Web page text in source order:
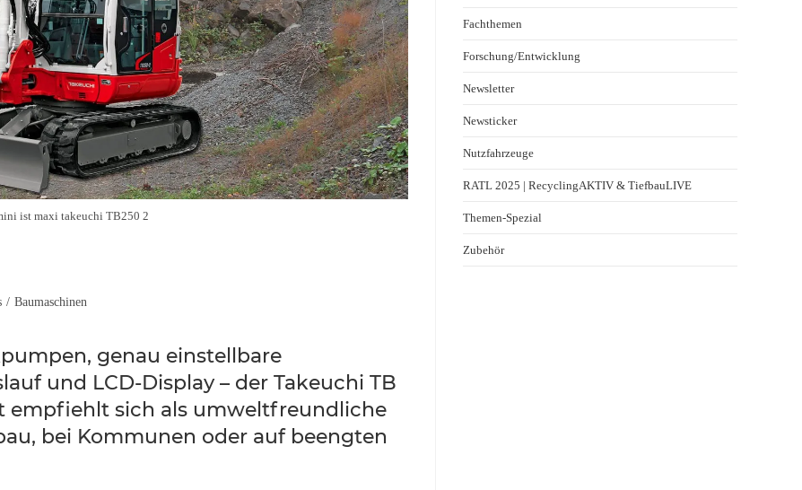
ist maxi takeuchi TB250 2
/ Baumaschinen
genau einstellbare
und LCD-Display – der Takeuchi TB
empfiehlt sich als umweltfreundliche
bei Kommunen oder auf beengten
Fachthemen
Forschung/Entwicklung
Newsletter
Newsticker
Nutzfahrzeuge
RATL 2025 | RecyclingAKTIV & TiefbauLIVE
Themen-Spezial
Zubehör